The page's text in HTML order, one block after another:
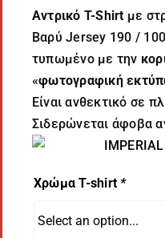
Αντρικό T-Shirt με
Βαρύ Jersey 190 /
τυπωμένο με την
«φωτογραφική
Είναι ανθεκτικό σε
Σιδερώνεται άφοβα
Χρώμα T-shirt *